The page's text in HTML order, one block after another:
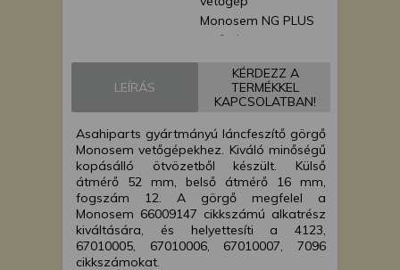
Monosem NG PLUS
vetőgép
vetőgép
Monosem MECA
Monosem MS
vetőgép
LEÍRÁS
KÉRDEZZ A
TERMÉKKEL
KAPCSOLATBAN!
Asahiparts gyártmányú láncfeszítő görgő
Monosem vetőgépekhez. Kiváló minőségű
kopásálló ötvözetből készült. Külső
átmérő 52 mm, belső átmérő 16 mm,
fogszám 12. A görgő megfelel a
Monosem 66009147 cikkszámú alkatrész
kiváltására, és helyettesíti a 4123,
67010005, 67010006, 67010007, 7096
cikkszámokat.